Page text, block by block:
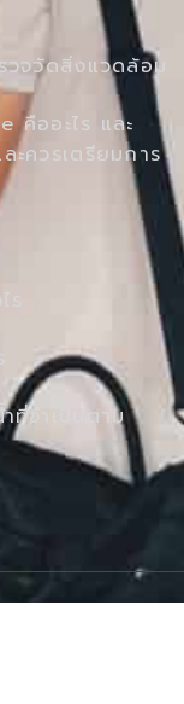
จวัดสิ่งแวดล้อม
คืออะไร และ
ควรเตรียมการ
ที่จำเป็นตาม